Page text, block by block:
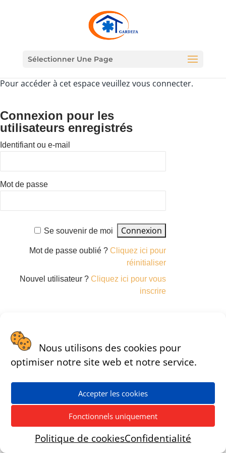
Nous utilisons des cookies pour
optimiser notre site web et notre service.
Accepter les cookies
Fonctionnels uniquement
Politique de cookiesConfidentialité
Sélectionner Une Page
Pour accéder à cet espace veuillez vous connecter.
Connexion pour les
utilisateurs enregistrés
Identifiant ou e-mail
Mot de passe
Se souvenir de moi
Mot de passe oublié ?Cliquez ici pour
réinitialiser
Nouvel utilisateur ?Cliquez ici pour vous
inscrire
Conception | IcaroCreativa